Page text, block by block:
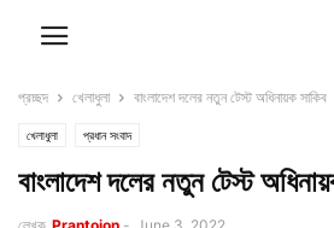
প্রচ্ছদ খেলাধুলা বাংলাদেশ দলের নতুন টেস্ট অধিনায়ক সাকিব
খেলাধুলা প্রধান সংবাদ
বাংলাদেশ দলের নতুন টেস্ট